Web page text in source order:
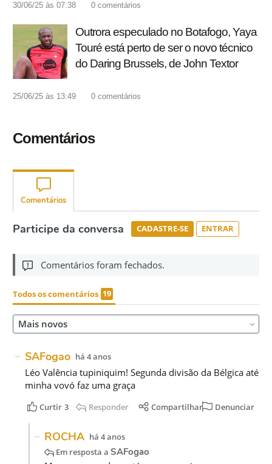
30/06/25 às 07:38 0 comentários
Outrora especulado no Botafogo, Yaya
Touré está perto de ser o novo técnico
do Daring Brussels, de John Textor
25/06/25 às 13:49 0 comentários
Comentários